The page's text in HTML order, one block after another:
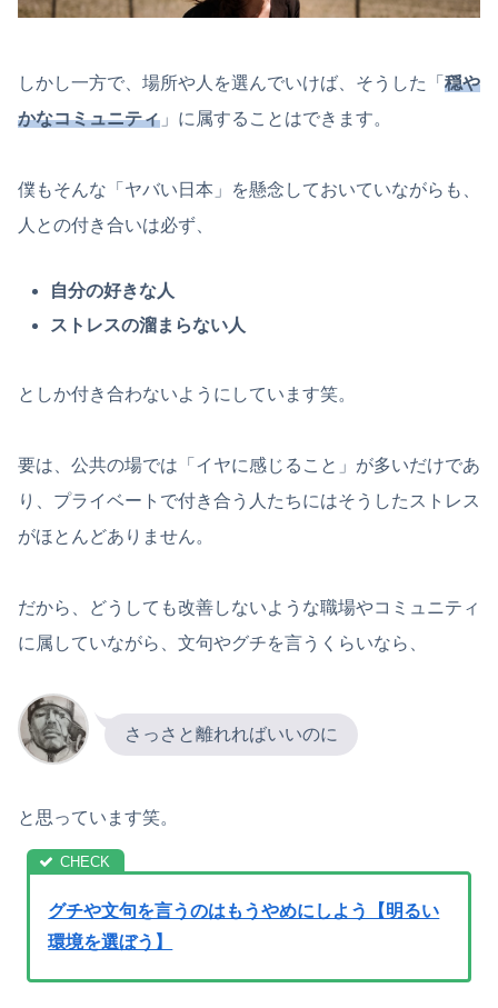
しかし一方で、場所や人を選んでいけば、そうした「 穏や
かなコミュニティ 」に属することはできます。
僕もそんな「ヤバい日本」を懸念しておいていながらも、
人との付き合いは必ず、
自分の好きな人
ストレスの溜まらない人
としか付き合わないようにしています笑。
要は、公共の場では「イヤに感じること」が多いだけであ
り、プライベートで付き合う人たちにはそうしたストレス
がほとんどありません。
だから、どうしても改善しないような職場やコミュニティ
に属していながら、文句やグチを言うくらいなら、
さっさと離れればいいのに
と思っています笑。
グチや文句を言うのはもうやめにしよう【明るい
環境を選ぼう】